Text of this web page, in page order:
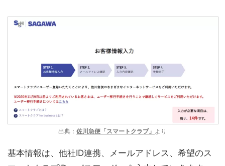
出典： 佐川急便「スマートクラブ」 より
基本情報は、他社ID連携、メールアドレス、希望のス